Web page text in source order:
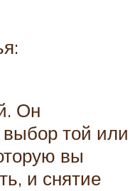
Он
той или
вы
и снятие